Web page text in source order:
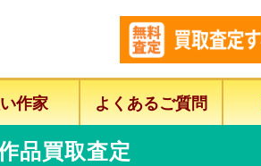
作家 よくあるご質問
品買取査定